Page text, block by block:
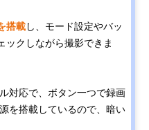
搭載し、モード設定やバッ
ックしながら撮影できま
対応で、ボタン一つで録画
を搭載しているので、暗い